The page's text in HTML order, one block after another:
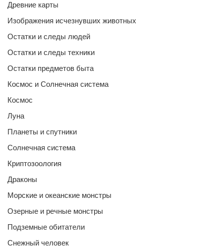
Древние карты
Изображения исчезнувших животных
Остатки и следы людей
Остатки и следы техники
Остатки предметов быта
Космос и Солнечная система
Космос
Луна
Планеты и спутники
Солнечная система
Криптозоология
Драконы
Морские и океанские монстры
Озерные и речные монстры
Подземные обитатели
Снежный человек